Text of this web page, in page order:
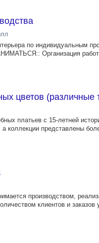
по индивидуальным
Организация работ
цветов (различные
платьев с 15-летней
коллекции представлены
производством,
клиентов и заказов